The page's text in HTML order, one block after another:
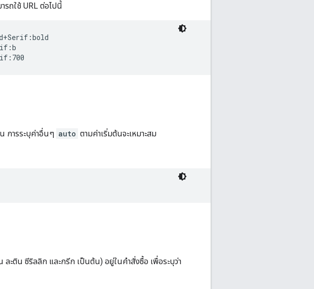
รถใช้ URL ต่อไปนี้
การระบุค่าอื่นๆ auto ตามค่าเริ่มต้นจะเหมาะสม
ะติน ซีริลลิก และกรีก เป็นต้น) อยู่ในคำสั่งซื้อ เพื่อระบุว่า